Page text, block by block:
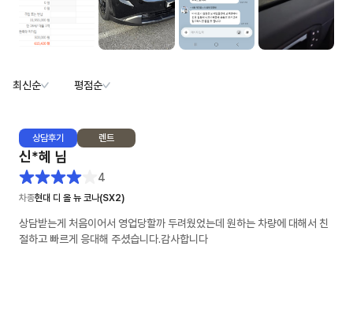
최신순 평점순
상담후기 렌트
신*혜 님
4
차종현대 디 올 뉴 코나(SX2)
상담받는게 처음이어서 영업당할까 두려웠었는데 원하는 차량에 대해서 친
절하고 빠르게 응대해 주셨습니다.감사합니다